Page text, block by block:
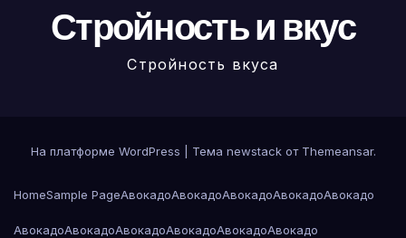
Стройность и вкус
Стройность вкуса
На платформе WordPress Тема newstack от Themeansar.
HomeSample PageАвокадоАвокадоАвокадоАвокадоАвокадо
АвокадоАвокадоАвокадоАвокадоАвокадоАвокадо